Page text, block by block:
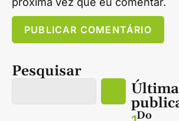
Pesquisar
Do